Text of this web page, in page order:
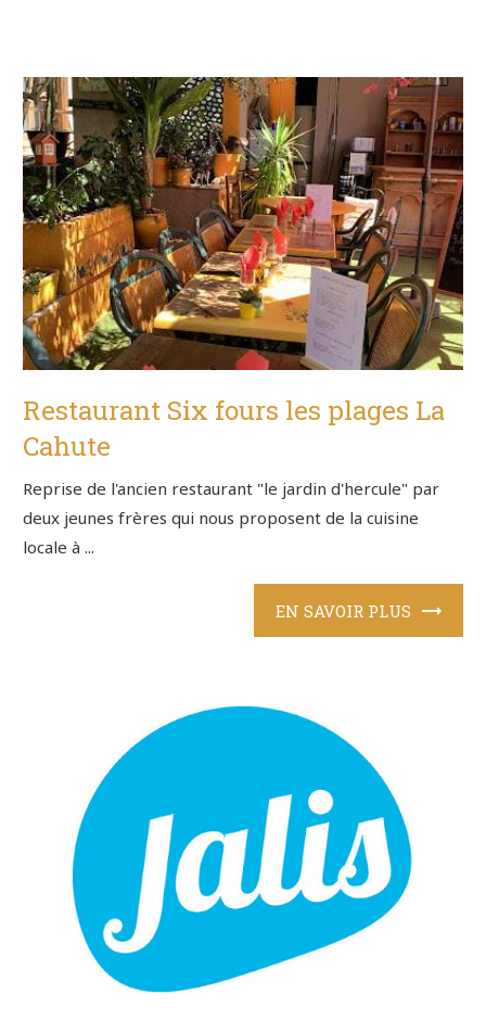
Restaurant Six fours les plages La
Cahute
Reprise de l'ancien restaurant "le jardin d'hercule" par
deux jeunes frères qui nous proposent de la cuisine
locale à ...
EN SAVOIR PLUS